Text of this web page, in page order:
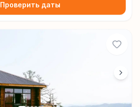
Проверить даты